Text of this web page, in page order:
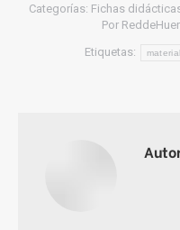
Categorías: Fichas
Por
Etiquetas: